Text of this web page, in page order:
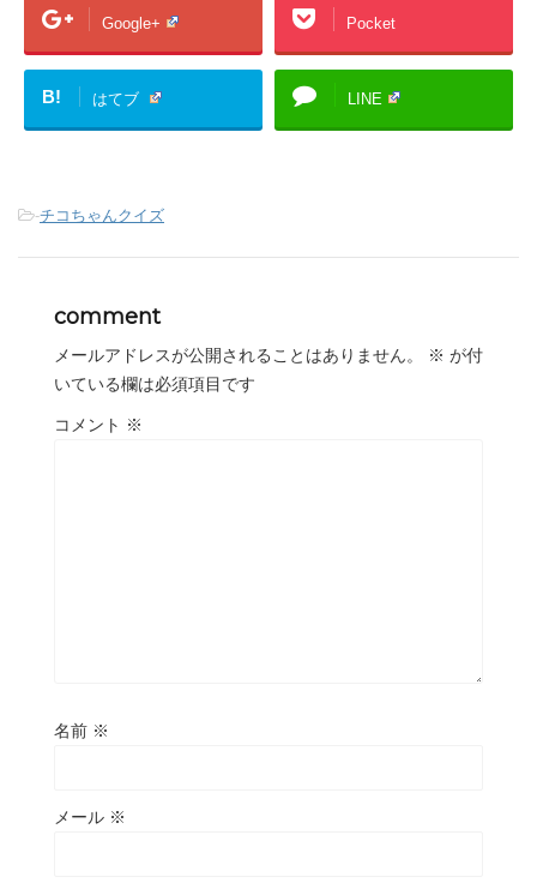
Google+ Pocket
B! はてブ LINE
-チコちゃんクイズ
comment
メールアドレスが公開されることはありません。 ※ が付
いている欄は必須項目です
コメント ※
名前 ※
メール ※